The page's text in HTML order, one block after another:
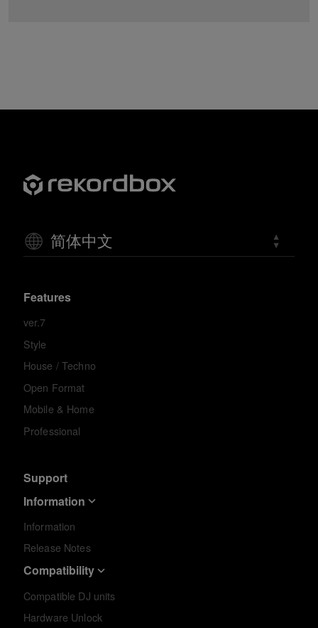
简体中文
Features
ver.7
Style
House / Techno
Open Format
Mobile & Home
Professional
Support
Information
Information
Release Notes
Compatibility
Compatible DJ units
Hardware Unlock